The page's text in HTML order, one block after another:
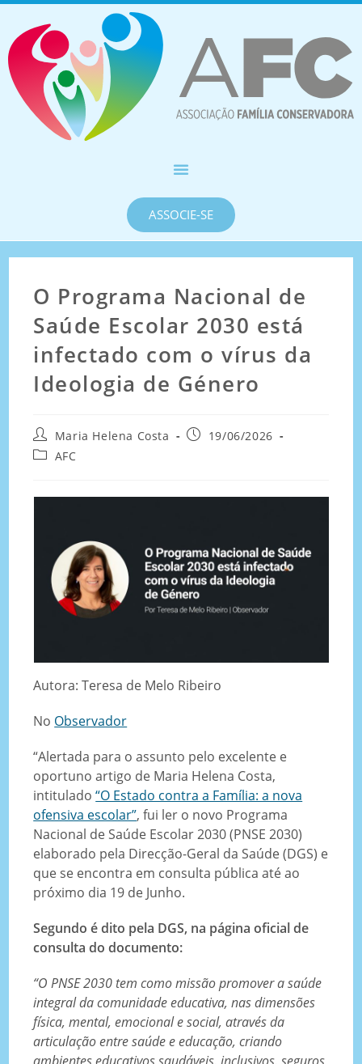
ASSOCIE-SE
O Programa Nacional de
Saúde Escolar 2030 está
infectado com o vírus da
Ideologia de Género
Maria Helena Costa
19/06/2026
AFC
Autora: Teresa de Melo Ribeiro
No Observador
“Alertada para o assunto pelo excelente e
oportuno artigo de Maria Helena Costa,
intitulado“O Estado contra a Família: a nova
ofensiva escolar”, fui ler o novo Programa
Nacional de Saúde Escolar 2030 (PNSE 2030)
elaborado pela Direcção-Geral da Saúde (DGS) e
que se encontra em consulta pública até ao
próximo dia 19 de Junho.
Segundo é dito pela DGS, na página oficial de
consulta do documento:
“O PNSE 2030 tem como missão promover a saúde
integral da comunidade educativa, nas dimensões
física, mental, emocional e social, através da
articulação entre saúde e educação, criando